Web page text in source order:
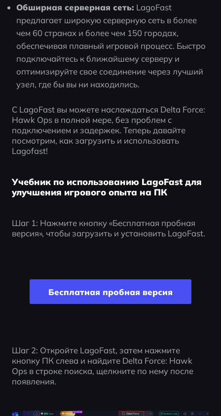
Обширная серверная сеть: LagoFast
предлагает широкую серверную сеть в более
чем 60 странах и более чем 150 городах,
обеспечивая плавный игровой процесс. Быстро
подключайтесь к ближайшему серверу и
оптимизируйте свое соединение через лучший
узел, где бы вы ни находились.
С LagoFast вы можете наслаждаться Delta Force:
Hawk Ops в полной мере, без проблем с
подключением и задержек. Теперь давайте
посмотрим, как загрузить и использовать
Lagofast!
Учебник по использованию LagoFast для
улучшения игрового опыта на ПК
Шаг 1: Нажмите кнопку «Бесплатная пробная
версия», чтобы загрузить и установить LagoFast.
Бесплатная пробная версия
Шаг 2: Откройте LagoFast, затем нажмите
кнопку ПК слева и найдите Delta Force: Hawk
Ops в строке поиска, щелкните по нему после
появления.